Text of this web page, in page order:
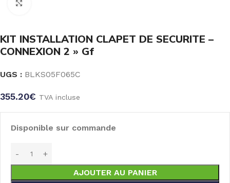
KIT INSTALLATION CLAPET DE SECURITE –
CONNEXION 2 » Gf
UGS : BLKS05F065C
355.20€ TVA incluse
Disponible sur commande
AJOUTER AU PANIER